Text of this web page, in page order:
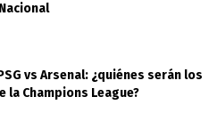
vs Arsenal: ¿quiénes serán los
la Champions League?